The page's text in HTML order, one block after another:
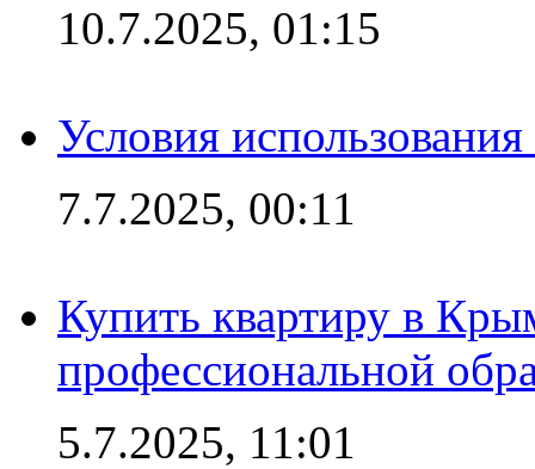
10.7.2025, 01:15
Условия
7.7.2025, 00:11
Купить квартиру в
профессиональной
5.7.2025, 11:01